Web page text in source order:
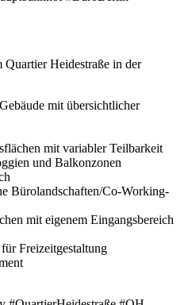
Heidestraße in der
mit übersichtlicher
mit variabler Teilbarkeit
und Balkonzonen
Bürolandschaften/Co-Working-
mit eigenem Eingangsbereich
Freizeitgestaltung